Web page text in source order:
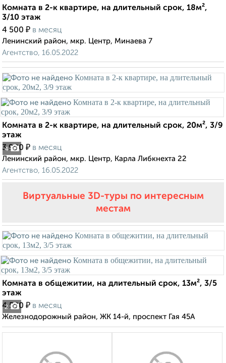
Комната в 2-к квартире, на длительный срок, 18м²,
3/10 этаж
4 500 ₽ в месяц
Ленинский район, мкр. Центр, Минаева 7
Агентство, 16.05.2022
4
Комната в 2-к квартире, на длительный срок, 20м², 3/9
этаж
3 900 ₽ в месяц
Ленинский район, мкр. Центр, Карла Либкнехта 22
Агентство, 16.05.2022
Виртуальные 3D-туры по интересным
местам
2
Комната в общежитии, на длительный срок, 13м², 3/5
этаж
4 500 ₽ в месяц
Железнодорожный район, ЖК 14-й, проспект Гая 45А